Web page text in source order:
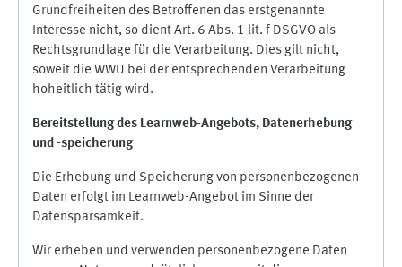
Grundfreiheiten des Betroffenen das erstgenannte
Interesse nicht, so dient Art. 6 Abs. 1 lit. f DSGVO als
Rechtsgrundlage für die Verarbeitung. Dies gilt nicht,
soweit die WWU bei der entsprechenden Verarbeitung
hoheitlich tätig wird.
Bereitstellung des Learnweb-Angebots, Datenerhebung
und -speicherung
Die Erhebung und Speicherung von personenbezogenen
Daten erfolgt im Learnweb-Angebot im Sinne der
Datensparsamkeit.
Wir erheben und verwenden personenbezogene Daten